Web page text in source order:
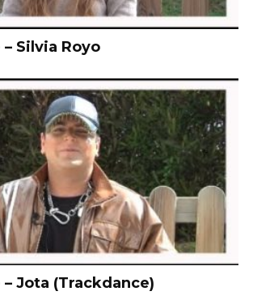
Silvia Royo
Jota (Trackdance)